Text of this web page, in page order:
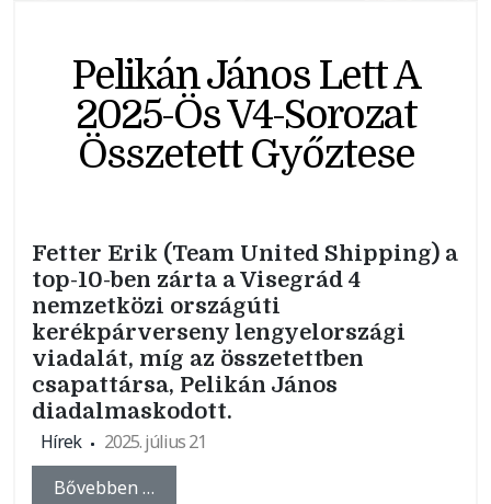
Pelikán János Lett A
2025-Ös V4-Sorozat
Összetett Győztese
Fetter Erik (Team United Shipping) a
top-10-ben zárta a Visegrád 4
nemzetközi országúti
kerékpárverseny lengyelországi
viadalát, míg az összetettben
csapattársa, Pelikán János
diadalmaskodott.
Hírek
2025. július 21
Bővebben …